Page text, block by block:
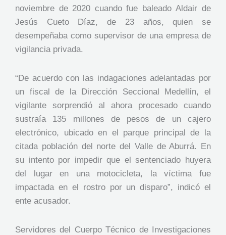
noviembre de 2020 cuando fue baleado Aldair de
Jesús Cueto Díaz, de 23 años, quien se
desempeñaba como supervisor de una empresa de
vigilancia privada.
“De acuerdo con las indagaciones adelantadas por
un fiscal de la Dirección Seccional Medellín, el
vigilante sorprendió al ahora procesado cuando
sustraía 135 millones de pesos de un cajero
electrónico, ubicado en el parque principal de la
citada población del norte del Valle de Aburrá. En
su intento por impedir que el sentenciado huyera
del lugar en una motocicleta, la víctima fue
impactada en el rostro por un disparo”, indicó el
ente acusador.
Servidores del Cuerpo Técnico de Investigaciones